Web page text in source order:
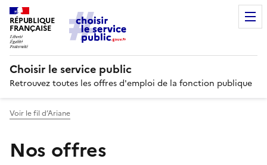
RÉPUBLIQUE
FRANÇAISE
Choisir le service public
Retrouvez toutes les offres d'emploi de la fonction publique
Voir le fil d’Ariane
Nos offres